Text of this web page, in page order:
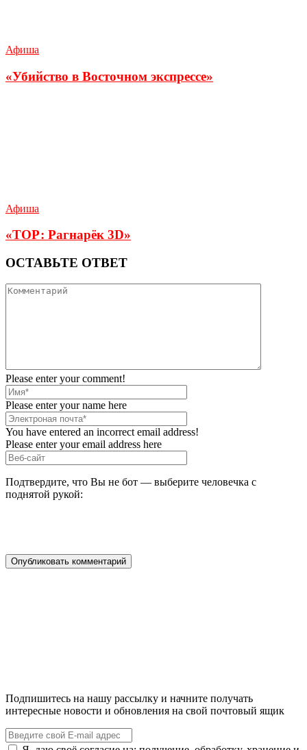
Афиша
«Убийство в Восточном экспрессе»
Афиша
«ТОР: Рагнарёк 3D»
ОСТАВЬТЕ ОТВЕТ
Please enter your comment!
Please enter your name here
You have entered an incorrect email address!
Please enter your email address here
Подтвердите, что Вы не бот — выберите человечка с
поднятой рукой:
Подпишитесь на нашу рассылку и начните получать
интересные новости и обновления на свой почтовый ящик